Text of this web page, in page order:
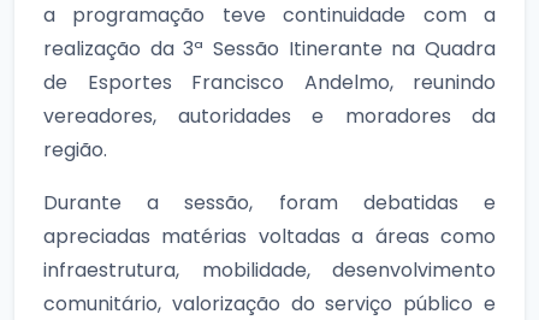
a programação teve continuidade com a
realização da 3ª Sessão Itinerante na Quadra
de Esportes Francisco Andelmo, reunindo
vereadores, autoridades e moradores da
região.
Durante a sessão, foram debatidas e
apreciadas matérias voltadas a áreas como
infraestrutura, mobilidade, desenvolvimento
comunitário, valorização do serviço público e